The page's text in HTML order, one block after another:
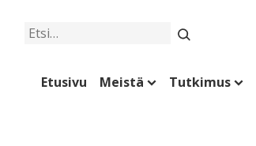
Etsi
Etusivu Meistä Tutkimus